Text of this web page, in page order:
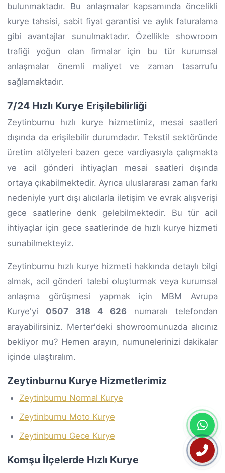
bulunmaktadır. Bu anlaşmalar kapsamında öncelikli
kurye tahsisi, sabit fiyat garantisi ve aylık faturalama
gibi avantajlar sunulmaktadır. Özellikle showroom
trafiği yoğun olan firmalar için bu tür kurumsal
anlaşmalar önemli maliyet ve zaman tasarrufu
sağlamaktadır.
7/24 Hızlı Kurye Erişilebilirliği
Zeytinburnu hızlı kurye hizmetimiz, mesai saatleri
dışında da erişilebilir durumdadır. Tekstil sektöründe
üretim atölyeleri bazen gece vardiyasıyla çalışmakta
ve acil gönderi ihtiyaçları mesai saatleri dışında
ortaya çıkabilmektedir. Ayrıca uluslararası zaman farkı
nedeniyle yurt dışı alıcılarla iletişim ve evrak alışverişi
gece saatlerine denk gelebilmektedir. Bu tür acil
ihtiyaçlar için gece saatlerinde de hızlı kurye hizmeti
sunabilmekteyiz.
Zeytinburnu hızlı kurye hizmeti hakkında detaylı bilgi
almak, acil gönderi talebi oluşturmak veya kurumsal
anlaşma görüşmesi yapmak için MBM Avrupa
Kurye'yi 0507 318 4 626 numaralı telefondan
arayabilirsiniz. Merter'deki showroomunuzda alıcınız
bekliyor mu? Hemen arayın, numunelerinizi dakikalar
içinde ulaştıralım.
Zeytinburnu Kurye Hizmetlerimiz
Zeytinburnu Normal Kurye
Zeytinburnu Moto Kurye
Zeytinburnu Gece Kurye
Komşu İlçelerde Hızlı Kurye